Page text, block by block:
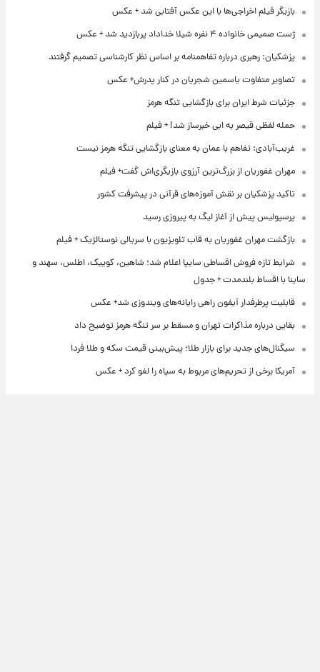
بازیگر فیلم اخراجی‌ها با این عکس آفتابی شد + عکس
ژست صمیمی خانواده ۴ نفره شیلا خداداد پربازدید شد + عکس
پزشکیان: رهبری درباره تفاهمنامه بر اساس نظر کارشناسی تصمیم گرفتند
تصاویر متفاوت یاسمین شجریان در کنار پدرش+ عکس
جزئیات شرط ایران برای بازگشایی تنگه هرمز
حمله لفظی قیصر به ابی خبرساز شد! + فیلم
غریب‌آبادی: تفاهم با عمان به معنای بازگشایی تنگه هرمز نیست
مهران غفوریان از بزرگ‌ترین آرزوی بازیگری‌اش گفت+ فیلم
تاکید پزشکیان بر نقش آموزه‌های قرآنی در پیشرفت کشور
پرسپولیس پیش از آغاز لیگ به پیروزی رسید
بازگشت مهران غفوریان به قاب تلویزیون با سریالی نوستالژیک + فیلم
شرایط تازه فروش اقساطی سایپا اعلام شد؛ شاهین، کوییک، اطلس، سهند و
ساینا با اقساط بلندمدت + جدول
قابلیت پرطرفدار آیفون راهی رایانه‌های ویندوزی شد+ عکس
بقایی درباره مذاکرات تهران و مسقط بر سر تنگه هرمز توضیح داد
سیگنال‌های جدید برای بازار طلا؛ پیش‌بینی قیمت سکه و طلا فردا
آمریکا برخی از تحریم‌های مربوط به سپاه را لغو کرد + عکس